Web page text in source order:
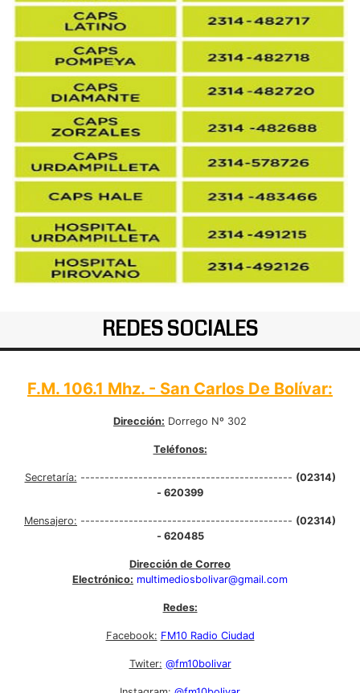
REDES SOCIALES
F.M. 106.1 Mhz. - San Carlos De Bolívar:
Dirección: Dorrego Nº 302
Teléfonos:
Secretaría: -------------------------------------------- (02314)
- 620399
Mensajero: -------------------------------------------- (02314)
- 620485
Dirección de Correo
Electrónico: multimediosbolivar@gmail.com
Redes:
Facebook: FM10 Radio Ciudad
Twiter: @fm10bolivar